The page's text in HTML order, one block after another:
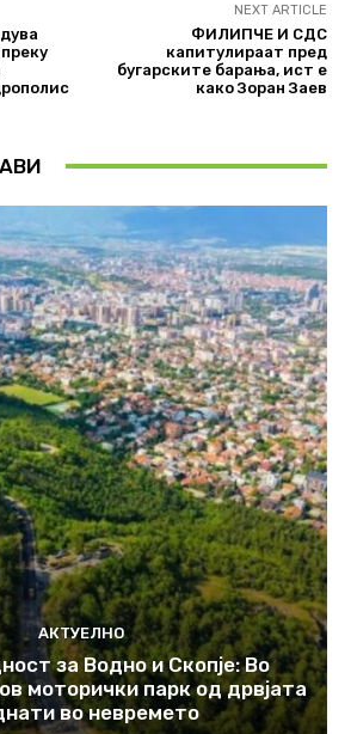
NEXT ARTICLE
ФИЛИПЧЕ И СДС
капитулираат пред
бугарските барања, ист е
како Зоран Заев
АКТУЕЛНО
за Водно и Скопје: Во
моторички парк од дрвјата
во невремето